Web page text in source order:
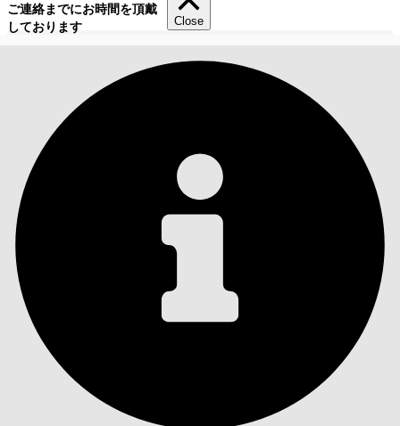
ご連絡までにお時間を頂戴
しております
Close
目次